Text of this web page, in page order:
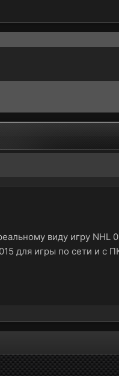
виду игру NHL
для игры по сети и с